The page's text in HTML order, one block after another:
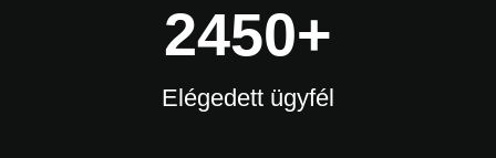
2450+
Elégedett ügyfél